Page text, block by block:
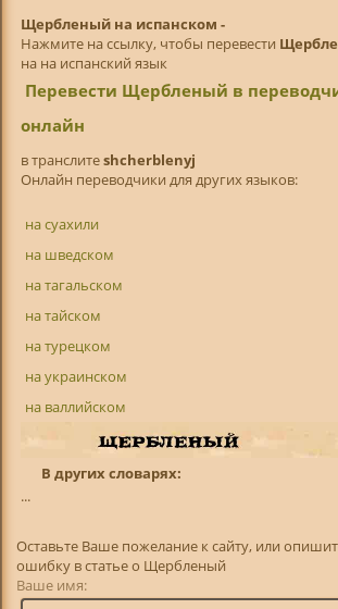
Щербленый на испанском -
Нажмите на ссылку, чтобы перевести
на на испанский язык
Перевести Щербленый в
онлайн
в транслитeshcherblenyj
Онлайн переводчики для других языков:
на суахили
на шведском
на тагальском
на тайском
на турецком
на украинском
на валлийском
В других словарях:
...
Оставьте Ваше пожелание к сайту, или
ошибку в статье о Щербленый
Ваше имя: